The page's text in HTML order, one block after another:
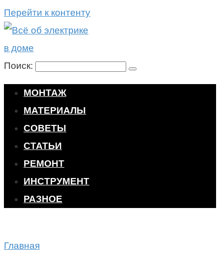
Перейти к контенту
Поиск:
МОНТАЖ
МАТЕРИАЛЫ
СОВЕТЫ
СТАТЬИ
РЕМОНТ
ИНСТРУМЕНТ
РАЗНОЕ
Главная